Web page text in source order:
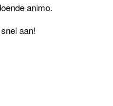
animo.
aan!